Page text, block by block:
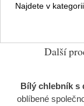
Najdete v
Další
Bílý chlebník s
oblíbené